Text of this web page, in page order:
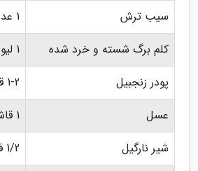
سیب ترش
1 عدد
کلم برگ شسته و خرد شده
1 لیوان
پودر زنجبیل
1-2 قاشق چای خوری
عسل
1 قاشق غذاخوری
شیر نارگیل
1/2 فنجان